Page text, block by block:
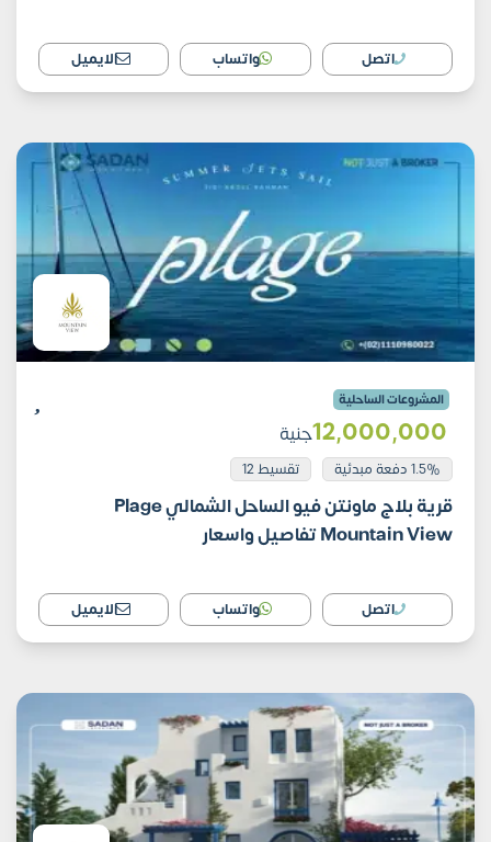
اتصل واتساب الايميل
المشروعات الساحلية
12٬000٬000جنية
1.5% دفعة مبدئية تقسيط 12
قرية بلاج ماونتن فيو الساحل الشمالي Plage
Mountain View تفاصيل واسعار
اتصل واتساب الايميل